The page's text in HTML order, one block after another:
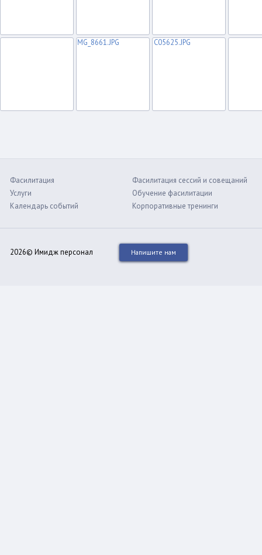
Фасилитация
Услуги
Календарь событий
Фасилитация сессий и совещаний
Обучение фасилитации
Корпоративные тренинги
2026© Имидж персонал Напишите нам